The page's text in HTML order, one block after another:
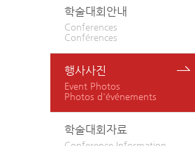
학술대회안내
Conferences
Conférences
행사사진
Event Photos
Photos d'événements
학술대회자료